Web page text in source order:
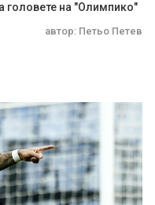
головете на "Олимпико"
автор: Петьо Петев